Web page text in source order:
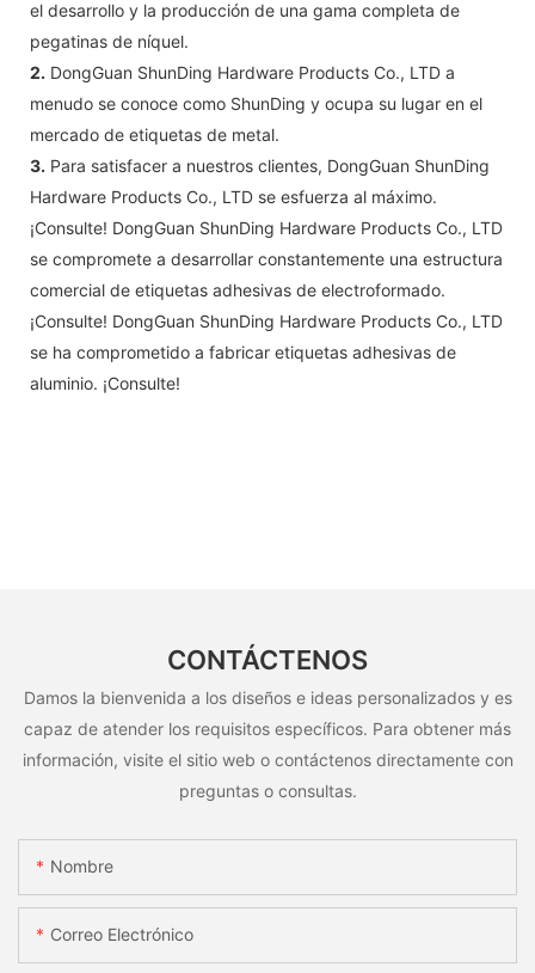
el desarrollo y la producción de una gama completa de
pegatinas de níquel.
2. DongGuan ShunDing Hardware Products Co., LTD a
menudo se conoce como ShunDing y ocupa su lugar en el
mercado de etiquetas de metal.
3. Para satisfacer a nuestros clientes, DongGuan ShunDing
Hardware Products Co., LTD se esfuerza al máximo.
¡Consulte! DongGuan ShunDing Hardware Products Co., LTD
se compromete a desarrollar constantemente una estructura
comercial de etiquetas adhesivas de electroformado.
¡Consulte! DongGuan ShunDing Hardware Products Co., LTD
se ha comprometido a fabricar etiquetas adhesivas de
aluminio. ¡Consulte!
CONTÁCTENOS
Damos la bienvenida a los diseños e ideas personalizados y es
capaz de atender los requisitos específicos. Para obtener más
información, visite el sitio web o contáctenos directamente con
preguntas o consultas.
Nombre
Correo Electrónico